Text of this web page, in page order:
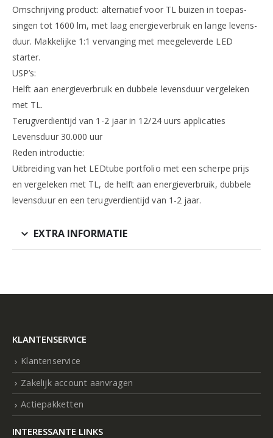
Omschrijving product: alternatief voor TL buizen in toepas-
singen tot 1600 lm, met laag energieverbruik en lange levens-
duur. Makkelijke 1:1 vervanging met meegeleverde LED
starter.
USP’s:
Helft aan energieverbruik en dubbele levensduur vergeleken
met TL.
Terugverdientijd van 1-2 jaar in 12/24 uurs applicaties
Levensduur 30.000 uur
Reden introductie:
Uitbreiding van het LEDtube portfolio met een scherpe prijs
en vergeleken met TL, de helft aan energieverbruik, dubbele
levensduur en een terugverdientijd van 1-2 jaar.
EXTRA INFORMATIE
KLANTENSERVICE
Klantenservice
Zakelijk account aanvragen
Actiepakketten
INTERESSANTE LINKS